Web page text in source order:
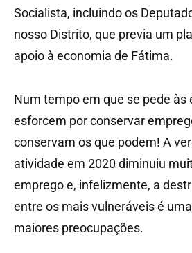
Socialista, incluindo os
nosso Distrito, que previa um
apoio à economia de Fátima.
Num tempo em que se pede às
esforcem por conservar
conservam os que podem! A
atividade em 2020 diminuiu
emprego e, infelizmente, a
entre os mais vulneráveis é
maiores preocupações.